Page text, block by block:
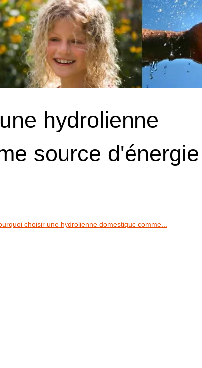
hydrolienne
source
choisir une hydrolienne domestique comme...